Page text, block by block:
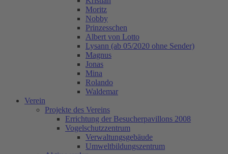
Moritz
Nobby
Prinzesschen
Albert von Lotto
Lysann (ab 05/2020 ohne Sender)
Magnus
Jonas
Mina
Rolando
Waldemar
Verein
Projekte des Vereins
Errichtung der Besucherpavillons 2008
Vogelschutzzentrum
Verwaltungsgebäude
Umweltbildungszentrum